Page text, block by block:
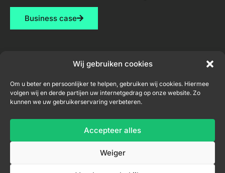
Wij gebruiken cookies
Om u beter en persoonlijker te helpen, gebruiken wij cookies. Hiermee
volgen wij en derde partijen uw internetgedrag op onze website. Zo
kunnen we uw gebruikerservaring verbeteren.
Accepteer alles
Weiger
Business case
Diensten
Webdesign
Contact
niel@nvh-
Nieuwsbrief
Inschrijven nieuwsbrief